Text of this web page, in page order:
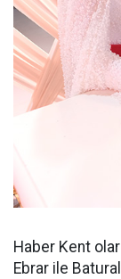
Haber Kent
Ebrar ile